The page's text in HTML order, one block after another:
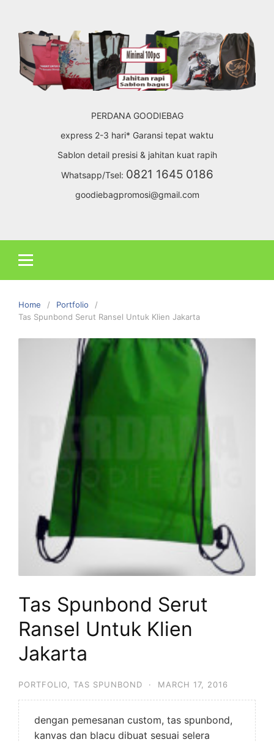
content
PERDANA GOODIEBAG
express 2-3 hari* Garansi tepat waktu
Sablon detail presisi & jahitan kuat rapih
Whatsapp/Tsel: 0821 1645 0186
goodiebagpromosi@gmail.com
Home
Portfolio
Tas Spunbond Serut Ransel Untuk Klien Jakarta
Tas Spunbond Serut
Ransel Untuk Klien
Jakarta
PORTFOLIO TAS SPUNBOND · MARCH 17, 2016
dengan pemesanan custom, tas spunbond,
kanvas dan blacu dibuat sesuai selera